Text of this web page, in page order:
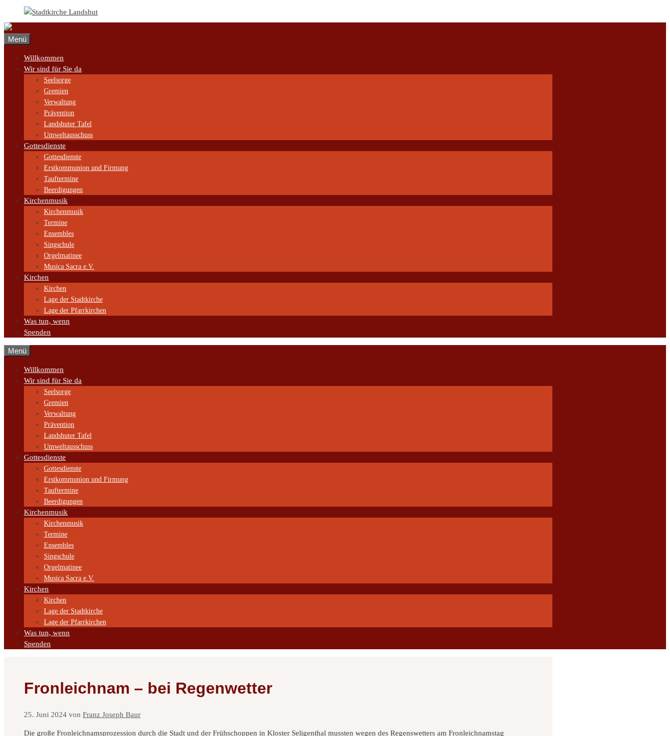
springen
Menü
Willkommen
Wir sind für Sie da
Seelsorge
Gremien
Verwaltung
Prävention
Landshuter Tafel
Umweltausschuss
Gottesdienste
Gottesdienste
Erstkommunion und Firmung
Tauftermine
Beerdigungen
Kirchenmusik
Kirchenmusik
Termine
Ensembles
Singschule
Orgelmatinee
Musica Sacra e.V.
Kirchen
Kirchen
Lage der Stadtkirche
Lage der Pfarrkirchen
Was tun, wenn
Spenden
Menü
Willkommen
Wir sind für Sie da
Seelsorge
Gremien
Verwaltung
Prävention
Landshuter Tafel
Umweltausschuss
Gottesdienste
Gottesdienste
Erstkommunion und Firmung
Tauftermine
Beerdigungen
Kirchenmusik
Kirchenmusik
Termine
Ensembles
Singschule
Orgelmatinee
Musica Sacra e.V.
Kirchen
Kirchen
Lage der Stadtkirche
Lage der Pfarrkirchen
Was tun, wenn
Spenden
Fronleichnam – bei Regenwetter
25. Juni 2024 von Franz Joseph Baur
Die große Fronleichnamsprozession durch die Stadt und der Frühschoppen in Kloster Seligenthal mussten wegen des Regenswetters am Fronleichnamstag